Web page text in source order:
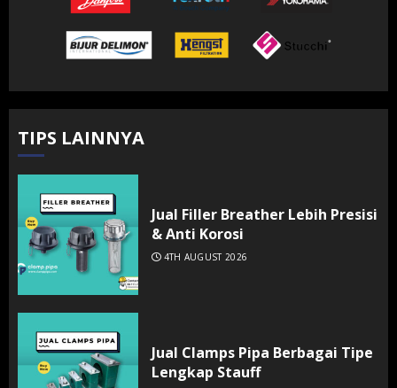
TIPS LAINNYA
Jual Filler Breather Lebih Presisi
& Anti Korosi
4TH AUGUST 2026
Jual Clamps Pipa Berbagai Tipe
Lengkap Stauff